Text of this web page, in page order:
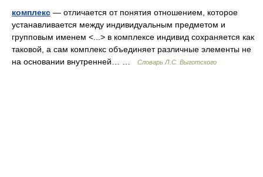
комплекс — отличается от понятия отношением, которое
устанавливается между индивидуальным предметом и
групповым именем <...> в комплексе индивид сохраняется как
таковой, а сам комплекс объединяет различные элементы не
на основании внутренней… …
Словарь Л.С. Выготского